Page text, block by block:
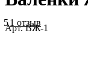
51 отзыв
Арт.ВЖ-1